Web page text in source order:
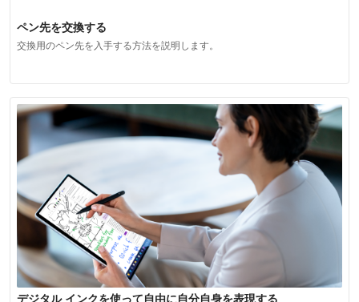
ペン先を交換する
交換用のペン先を入手する方法を説明します。
デジタル インクを使って自由に自分自身を表現する